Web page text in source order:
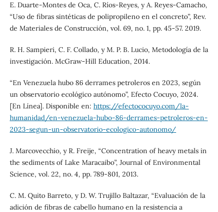
E. Duarte-Montes de Oca, C. Ríos-Reyes, y A. Reyes-Camacho,
“Uso de fibras sintéticas de polipropileno en el concreto”, Rev.
de Materiales de Construcción, vol. 69, no. 1, pp. 45-57. 2019.
R. H. Sampieri, C. F. Collado, y M. P. B. Lucio, Metodología de la
investigación. McGraw-Hill Education, 2014.
“En Venezuela hubo 86 derrames petroleros en 2023, según
un observatorio ecológico autónomo”, Efecto Cocuyo, 2024.
[En Línea]. Disponible en: https://efectococuyo.com/la-
humanidad/en-venezuela-hubo-86-derrames-petroleros-en-
2023-segun-un-observatorio-ecologico-autonomo/
J. Marcovecchio, y R. Freije, “Concentration of heavy metals in
the sediments of Lake Maracaibo”, Journal of Environmental
Science, vol. 22, no. 4, pp. 789-801, 2013.
C. M. Quito Barreto, y D. W. Trujillo Baltazar, “Evaluación de la
adición de fibras de cabello humano en la resistencia a